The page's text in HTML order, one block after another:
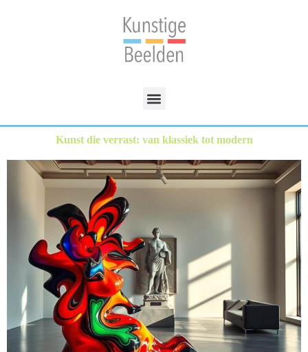
Kunst die verrast: van klassiek tot modern